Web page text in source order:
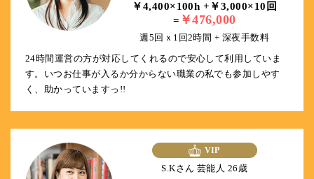
￥4,400×100h +￥3,000×10回
= ￥476,000
週5回ｘ1回2時間 + 深夜手数料
24時間運営の方が対応してくれるので安心して利用していま
す。いつお仕事が入るか分からない職業の私でも参加しやす
く、助かっていますっ!!
VIP
S.Kさん 芸能人 26歳